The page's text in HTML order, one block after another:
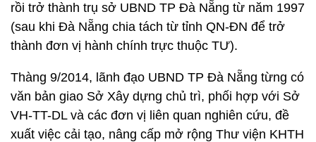
rồi trở thành trụ sở UBND TP Đà Nẵng từ năm 1997
(sau khi Đà Nẵng chia tách từ tỉnh QN-ĐN để trở
thành đơn vị hành chính trực thuộc TƯ).
Thàng 9/2014, lãnh đạo UBND TP Đà Nẵng từng có
văn bản giao Sở Xây dựng chủ trì, phối hợp với Sở
VH-TT-DL và các đơn vị liên quan nghiên cứu, đề
xuất việc cải tạo, nâng cấp mở rộng Thư viện KHTH